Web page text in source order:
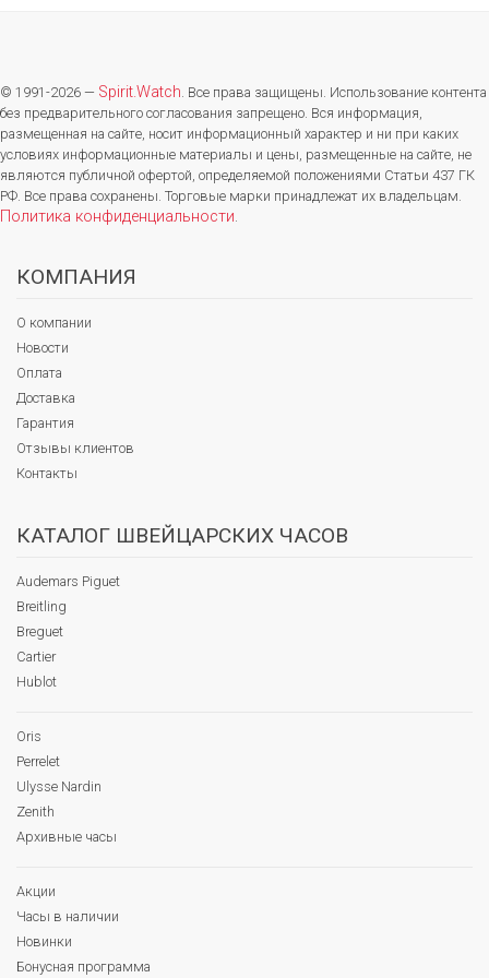
© 1991-2026 — Spirit.Watch. Все права защищены. Использование контента
без предварительного согласования запрещено. Вся информация,
размещенная на сайте, носит информационный характер и ни при каких
условиях информационные материалы и цены, размещенные на сайте, не
являются публичной офертой, определяемой положениями Статьи 437 ГК
РФ. Все права сохранены. Торговые марки принадлежат их владельцам.
Политика конфиденциальности.
КОМПАНИЯ
О компании
Новости
Оплата
Доставка
Гарантия
Отзывы клиентов
Контакты
КАТАЛОГ ШВЕЙЦАРСКИХ ЧАСОВ
Audemars Piguet
Breitling
Breguet
Cartier
Hublot
Oris
Perrelet
Ulysse Nardin
Zenith
Архивные часы
Акции
Часы в наличии
Новинки
Бонусная программа